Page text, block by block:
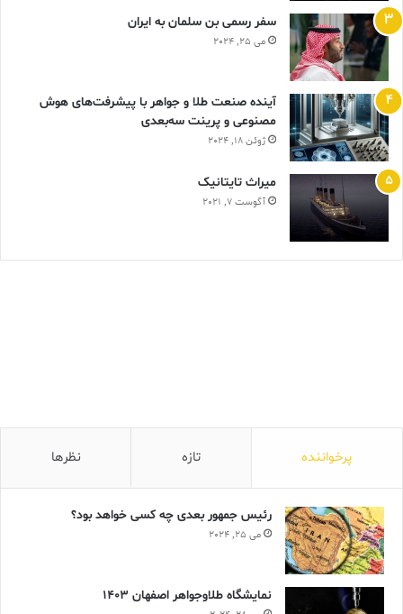
سفر رسمی بن سلمان به ایران
می 25, 2024
آینده صنعت طلا و جواهر با پیشرفت‌های هوش
مصنوعی و پرینت سه‌بعدی
ژوئن 18, 2024
ميراث تايتانيک
آگوست 7, 2021
پرخواننده تازه نظرها
رئیس جمهور بعدی چه کسی خواهد بود؟
می 25, 2024
نمایشگاه طلاوجواهر اصفهان 1403